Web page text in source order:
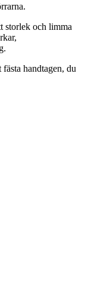
storlek och limma
handtagen, du